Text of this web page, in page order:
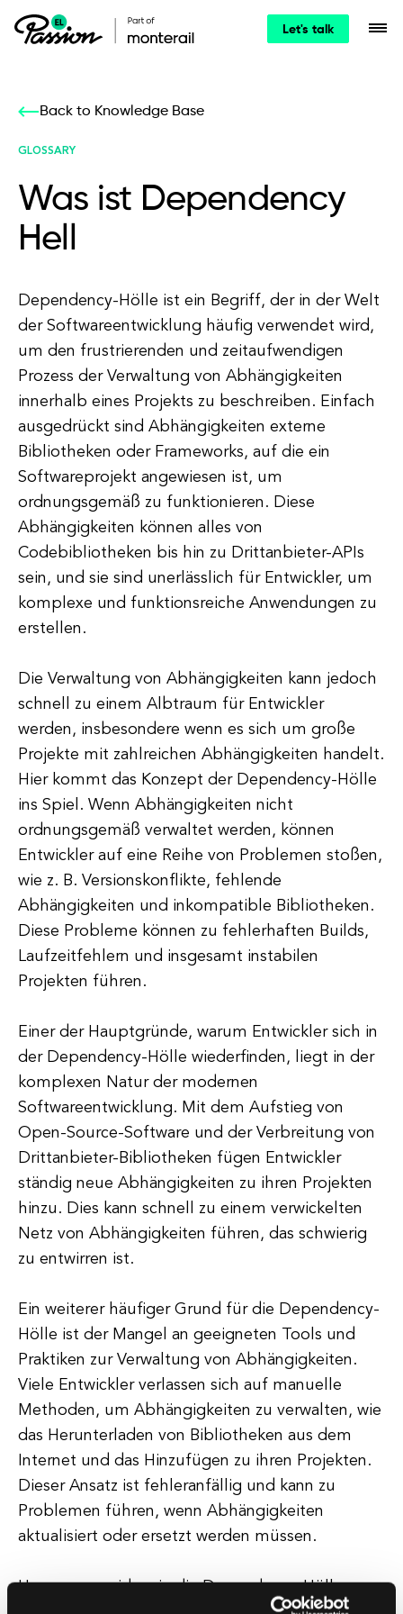
Let's talk
Back to Knowledge Base
GLOSSARY
Was ist Dependency
Hell
Dependency-Hölle ist ein Begriff, der in der Welt
der Softwareentwicklung häufig verwendet wird,
um den frustrierenden und zeitaufwendigen
Prozess der Verwaltung von Abhängigkeiten
innerhalb eines Projekts zu beschreiben. Einfach
ausgedrückt sind Abhängigkeiten externe
Bibliotheken oder Frameworks, auf die ein
Softwareprojekt angewiesen ist, um
ordnungsgemäß zu funktionieren. Diese
Abhängigkeiten können alles von
Codebibliotheken bis hin zu Drittanbieter-APIs
sein, und sie sind unerlässlich für Entwickler, um
komplexe und funktionsreiche Anwendungen zu
erstellen.
Die Verwaltung von Abhängigkeiten kann jedoch
schnell zu einem Albtraum für Entwickler
werden, insbesondere wenn es sich um große
Projekte mit zahlreichen Abhängigkeiten handelt.
Hier kommt das Konzept der Dependency-Hölle
ins Spiel. Wenn Abhängigkeiten nicht
ordnungsgemäß verwaltet werden, können
Entwickler auf eine Reihe von Problemen stoßen,
wie z. B. Versionskonflikte, fehlende
Abhängigkeiten und inkompatible Bibliotheken.
Diese Probleme können zu fehlerhaften Builds,
Laufzeitfehlern und insgesamt instabilen
Projekten führen.
Einer der Hauptgründe, warum Entwickler sich in
der Dependency-Hölle wiederfinden, liegt in der
komplexen Natur der modernen
Softwareentwicklung. Mit dem Aufstieg von
Open-Source-Software und der Verbreitung von
Drittanbieter-Bibliotheken fügen Entwickler
ständig neue Abhängigkeiten zu ihren Projekten
hinzu. Dies kann schnell zu einem verwickelten
Netz von Abhängigkeiten führen, das schwierig
zu entwirren ist.
Ein weiterer häufiger Grund für die Dependency-
Hölle ist der Mangel an geeigneten Tools und
Praktiken zur Verwaltung von Abhängigkeiten.
Viele Entwickler verlassen sich auf manuelle
Methoden, um Abhängigkeiten zu verwalten, wie
das Herunterladen von Bibliotheken aus dem
Internet und das Hinzufügen zu ihren Projekten.
Dieser Ansatz ist fehleranfällig und kann zu
Problemen führen, wenn Abhängigkeiten
aktualisiert oder ersetzt werden müssen.
Um zu vermeiden, in die Dependency-Hölle zu